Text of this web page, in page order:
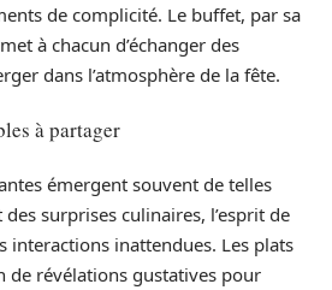
de complicité. Le buffet, par sa
à chacun d’échanger des
dans l’atmosphère de la fête.
à partager
émergent souvent de telles
surprises culinaires, l’esprit de
interactions inattendues. Les plats
de révélations gustatives pour